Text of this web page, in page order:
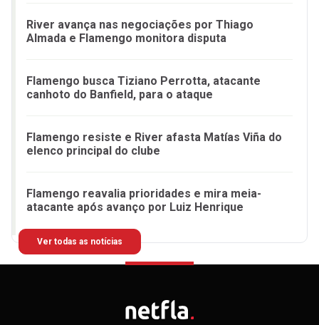
River avança nas negociações por Thiago
Almada e Flamengo monitora disputa
Flamengo busca Tiziano Perrotta, atacante
canhoto do Banfield, para o ataque
Flamengo resiste e River afasta Matías Viña do
elenco principal do clube
Flamengo reavalia prioridades e mira meia-
atacante após avanço por Luiz Henrique
Ver todas as notícias